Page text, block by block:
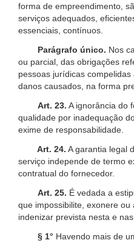
forma de empreendimento,
serviços adequados,
essenciais, contínuos.
Parágrafo único. Nos
ou parcial, das obrigações
pessoas jurídicas
danos causados, na forma
Art. 23. A ignorância do
qualidade por inadequação
exime de responsabilidade.
Art. 24. A garantia legal
serviço independe de termo
contratual do fornecedor.
Art. 25. É vedada a
que impossibilite, exonere
indenizar prevista nesta e
§ 1° Havendo mais de